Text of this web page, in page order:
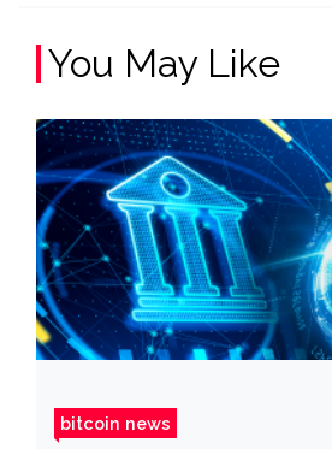
You May Like
bitcoin news